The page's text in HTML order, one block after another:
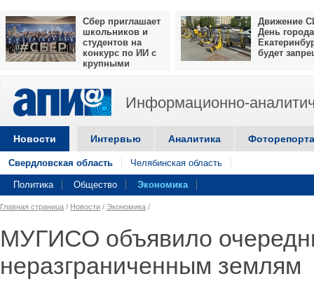
Сбер приглашает
школьников и
студентов на
конкурс по ИИ с
крупными
Движение
День города
будет
Информационно-
Новости Интервью Аналитика
Свердловская область Челябинская область
Политика Общество Экономика
Главная страница / Новости / Экономика /
МУГИСО объявило
неразграниченным землям